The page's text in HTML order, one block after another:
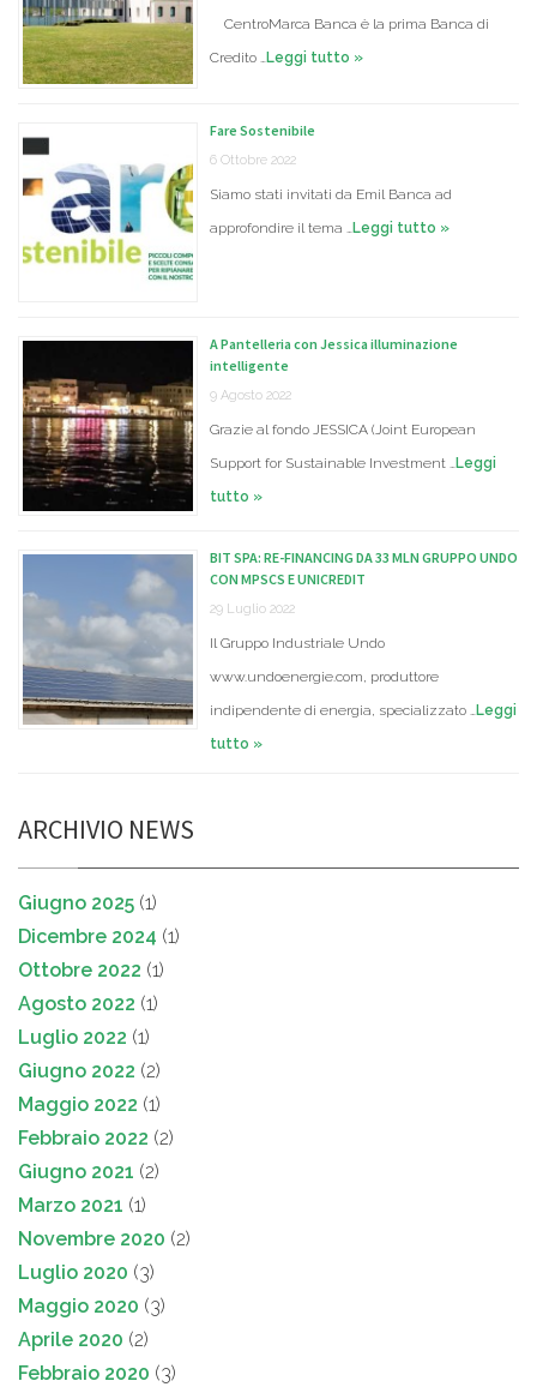
CentroMarca Banca è la prima Banca di
Credito …Leggi tutto »
Fare Sostenibile
6 Ottobre 2022
Siamo stati invitati da Emil Banca ad
approfondire il tema …Leggi tutto »
A Pantelleria con Jessica illuminazione
intelligente
9 Agosto 2022
Grazie al fondo JESSICA (Joint European
Support for Sustainable Investment …Leggi
tutto »
BIT SPA: RE-FINANCING DA 33 MLN GRUPPO UNDO
CON MPSCS E UNICREDIT
29 Luglio 2022
Il Gruppo Industriale Undo
www.undoenergie.com, produttore
indipendente di energia, specializzato …Leggi
tutto »
ARCHIVIO NEWS
Giugno 2025 (1)
Dicembre 2024 (1)
Ottobre 2022 (1)
Agosto 2022 (1)
Luglio 2022 (1)
Giugno 2022 (2)
Maggio 2022 (1)
Febbraio 2022 (2)
Giugno 2021 (2)
Marzo 2021 (1)
Novembre 2020 (2)
Luglio 2020 (3)
Maggio 2020 (3)
Aprile 2020 (2)
Febbraio 2020 (3)